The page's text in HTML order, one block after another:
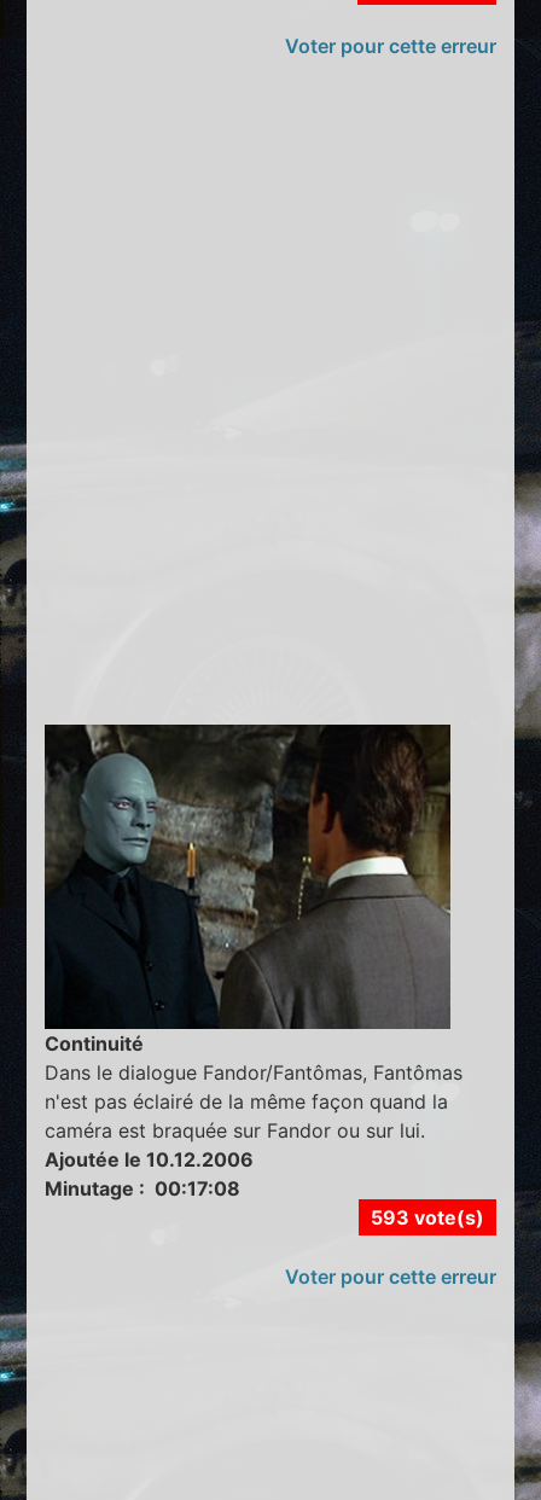
Voter pour cette erreur
Continuité
Dans le dialogue Fandor/Fantômas, Fantômas
n'est pas éclairé de la même façon quand la
caméra est braquée sur Fandor ou sur lui.
Ajoutée le 10.12.2006
Minutage : 00:17:08
593 vote(s)
Voter pour cette erreur